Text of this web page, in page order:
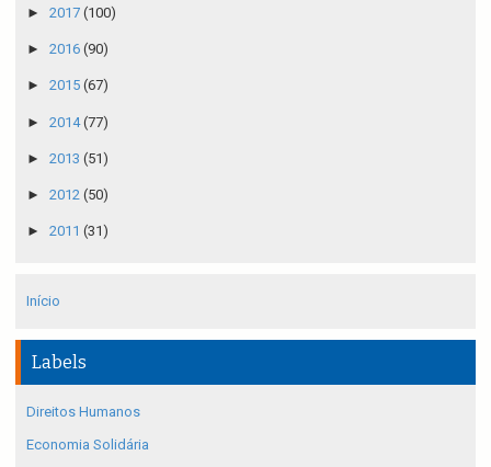
► 2017 (100)
► 2016 (90)
► 2015 (67)
► 2014(77)
► 2013 (51)
► 2012 (50)
► 2011 (31)
Início
Labels
Direitos Humanos
Economia Solidária